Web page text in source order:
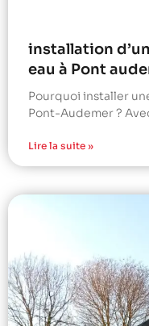
installation
eau à Pont
Pourquoi installer
Pont-Audemer ?
Lire la suite »